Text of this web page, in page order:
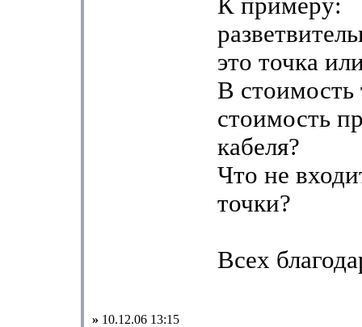
К примеру:
это точка
В стоимость
стоимость
кабеля?
Что не
точки?
Всех
» 10.12.06 13:15